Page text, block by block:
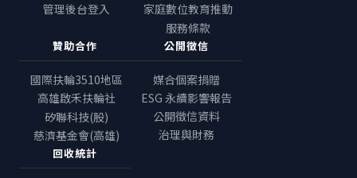
管理後台登入
家庭數位教育推動
服務條款
贊助合作
國際扶輪3510地區
高雄啟禾扶輪社
矽聯科技(股)
慈濟基金會(高雄)
公開徵信
媒合個案捐贈
ESG 永續影響報告
公開徵信資料
治理與財務
回收統計